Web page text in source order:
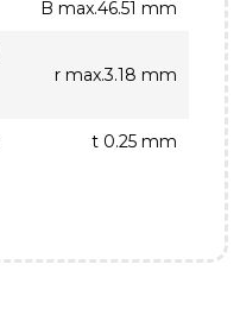
B max.46.51 mm
r max.3.18 mm
t 0.25 mm